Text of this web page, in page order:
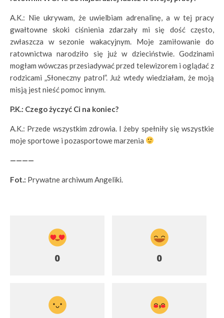
A.K.: Nie ukrywam, że uwielbiam adrenalinę, a w tej pracy
gwałtowne skoki ciśnienia zdarzały mi się dość często,
zwłaszcza w sezonie wakacyjnym. Moje zamiłowanie do
ratownictwa narodziło się już w dzieciństwie. Godzinami
mogłam wówczas przesiadywać przed telewizorem i oglądać z
rodzicami „Słoneczny patrol”. Już wtedy wiedziałam, że moją
misją jest nieść pomoc innym.
P.K.: Czego życzyć Ci na koniec?
A.K.: Przede wszystkim zdrowia. I żeby spełniły się wszystkie
moje sportowe i pozasportowe marzenia
————
Fot.: Prywatne archiwum Angeliki.
0 0